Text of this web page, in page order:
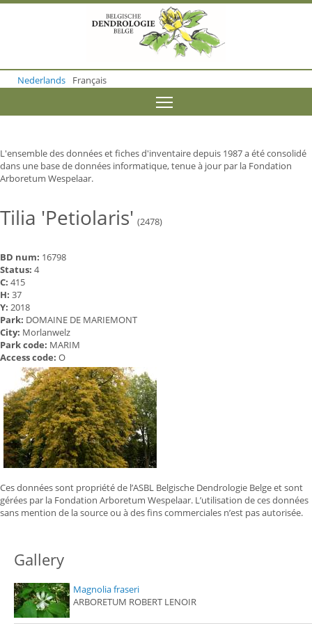
o
m
o
n
t
e
t
Nederlands Français
L'ensemble des données et fiches d'inventaire depuis 1987 a été consolidé
dans une base de données informatique, tenue à jour par la Fondation
Arboretum Wespelaar.
Tilia 'Petiolaris' (2478)
BD num: 16798
Status: 4
C: 415
H: 37
Y: 2018
Park: DOMAINE DE MARIEMONT
City: Morlanwelz
Park code: MARIM
Access code: O
Ces données sont propriété de l’ASBL Belgische Dendrologie Belge et sont
gérées par la Fondation Arboretum Wespelaar. L’utilisation de ces données
sans mention de la source ou à des fins commerciales n’est pas autorisée.
Gallery
Magnolia fraseri
ARBORETUM ROBERT LENOIR